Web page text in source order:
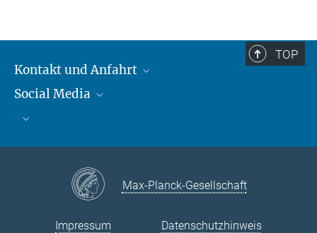
TOP
Kontakt und Anfahrt
Kontakt und Anfahrt
Social Media
Bluesky
Max-Planck-Gesellschaft
Impressum Datenschutzhinweis